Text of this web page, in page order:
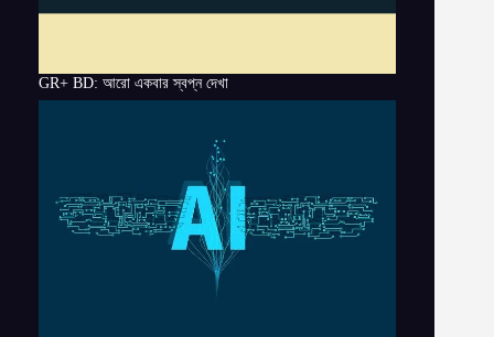
GR+ BD: আরো একবার স্বপ্ন দেখা